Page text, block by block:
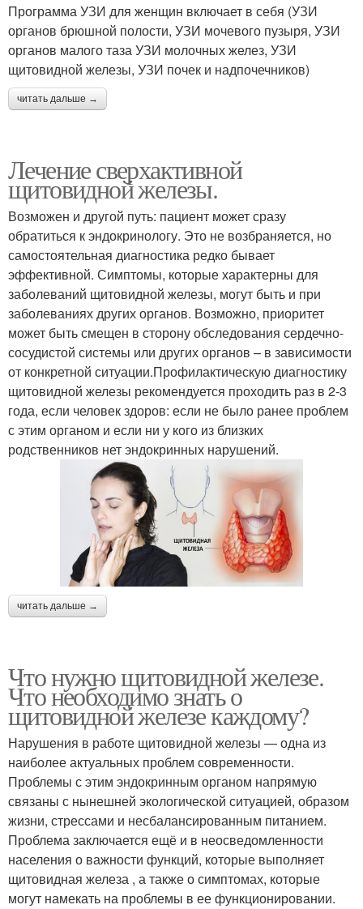
Программа УЗИ для женщин включает в себя (УЗИ
органов брюшной полости, УЗИ мочевого пузыря, УЗИ
органов малого таза УЗИ молочных желез, УЗИ
щитовидной железы, УЗИ почек и надпочечников)
читать дальше →
Лечение сверхактивной
щитовидной железы.
Возможен и другой путь: пациент может сразу
обратиться к эндокринологу. Это не возбраняется, но
самостоятельная диагностика редко бывает
эффективной. Симптомы, которые характерны для
заболеваний щитовидной железы, могут быть и при
заболеваниях других органов. Возможно, приоритет
может быть смещен в сторону обследования сердечно-
сосудистой системы или других органов – в зависимости
от конкретной ситуации.Профилактическую диагностику
щитовидной железы рекомендуется проходить раз в 2-3
года, если человек здоров: если не было ранее проблем
с этим органом и если ни у кого из близких
родственников нет эндокринных нарушений.
читать дальше →
Что нужно щитовидной железе.
Что необходимо знать о
щитовидной железе каждому?
Нарушения в работе щитовидной железы — одна из
наиболее актуальных проблем современности.
Проблемы с этим эндокринным органом напрямую
связаны с нынешней экологической ситуацией, образом
жизни, стрессами и несбалансированным питанием.
Проблема заключается ещё и в неосведомленности
населения о важности функций, которые выполняет
щитовидная железа , а также о симптомах, которые
могут намекать на проблемы в ее функционировании.